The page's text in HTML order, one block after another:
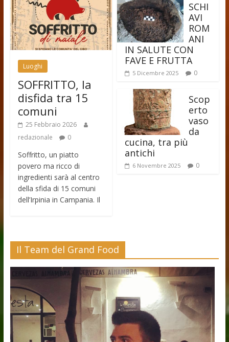
Luoghi
SOFFRITTO, la
disfida tra 15
comuni
25 Febbraio 2026
redazionale
0
Soffritto, un piatto
povero ma ricco di
ingredienti sarà al centro
della sfida di 15 comuni
dell’Irpinia in Campania. Il
SCHI
AVI
ROM
ANI
IN SALUTE CON
FAVE E FRUTTA
5 Dicembre 2025 0
Scop
erto
vaso
da
cucina, tra più
antichi
6 Novembre 2025 0
Il Team del Grand Food